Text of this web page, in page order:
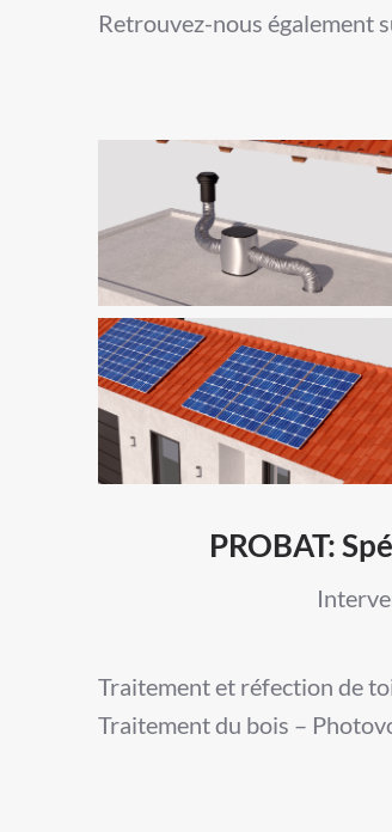
Retrouvez-nous également
PROBAT:
Traitement et réfection de
Traitement du bois –